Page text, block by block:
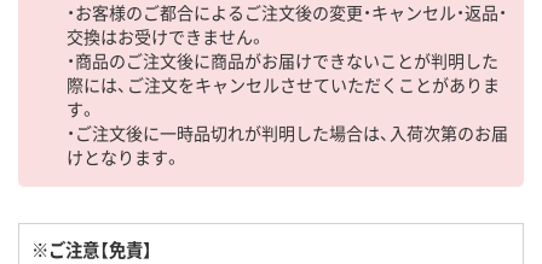
・お客様のご都合によるご注文後の変更・キャンセル・返品・
交換はお受けできません。
・商品のご注文後に商品がお届けできないことが判明した
際には、ご注文をキャンセルさせていただくことがありま
す。
・ご注文後に一時品切れが判明した場合は、入荷次第のお届
けとなります。
※ご注意【免責】